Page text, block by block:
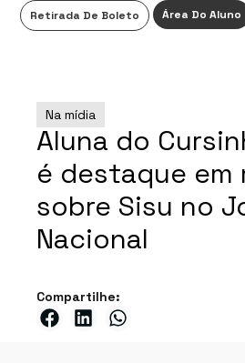
Retirada De Boleto Área Do Aluno
Na mídia
Aluna do
é destaque em
sobre Sisu no
Nacional
Compartilhe: